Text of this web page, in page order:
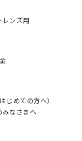
レンズ用
じめての方へ）
みなさまへ